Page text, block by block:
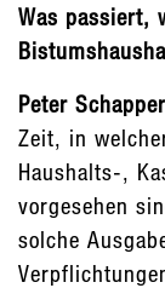
Was passiert,
Peter
Zeit, in
Haushalts-,
vorgesehen
solche